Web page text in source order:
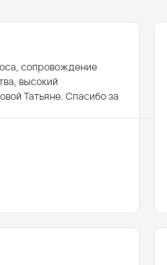
сопровождение
высокий
Татьяне. Спасибо за